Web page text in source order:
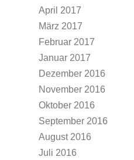
April 2017
März 2017
Februar 2017
Januar 2017
Dezember 2016
November 2016
Oktober 2016
September 2016
August 2016
Juli 2016